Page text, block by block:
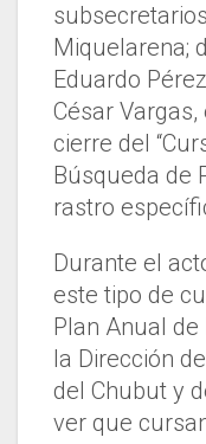
Miquelarena;
Eduardo
César
cierre del
Búsqueda de
rastro
Durante el
este tipo de
Plan Anual
la Dirección
del Chubut y
ver que